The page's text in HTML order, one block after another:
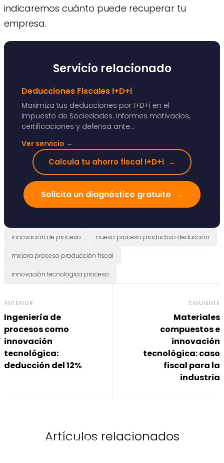
indicaremos cuánto puede recuperar tu
empresa.
Servicio relacionado
Deducciones Fiscales I+D+i
Maximiza tus deducciones por I+D+i en el
Impuesto de Sociedades. Informes motivados,
certificaciones y defensa ante...
Ver servicio →
Calcula tu ahorro fiscal I+D+i →
Solicita un diagnóstico gratuito →
innovación de proceso nuevo proceso productivo deducción
mejora proceso producción fiscal
innovación tecnológica proceso
ANTERIOR
Ingeniería de
procesos como
innovación
tecnológica:
deducción del 12%
SIGUIENTE
Materiales
compuestos e
innovación
tecnológica: caso
fiscal para la
industria
Artículos relacionados
Deducciones Fiscales